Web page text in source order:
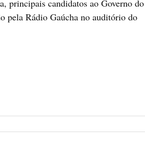
principais candidatos ao Governo do
pela Rádio Gaúcha no auditório do